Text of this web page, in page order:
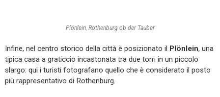
Plönlein, Rothenburg ob der Tauber
Infine, nel centro storico della città è posizionato il Plönlein, una
tipica casa a graticcio incastonata tra due torri in un piccolo
slargo: qui i turisti fotografano quello che è considerato il posto
più rappresentativo di Rothenburg.